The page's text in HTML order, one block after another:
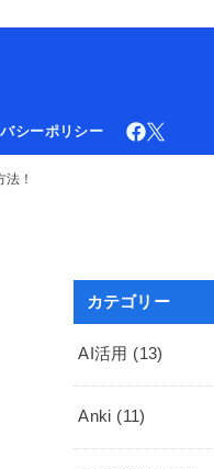
シーポリシー
！
カテゴリー
AI活用 (13)
Anki (11)